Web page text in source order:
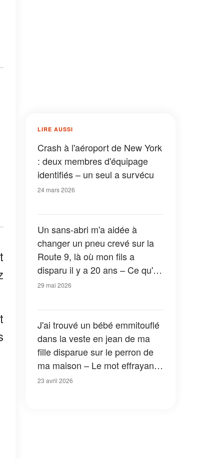
LIRE AUSSI
Crash à l'aéroport de New York
: deux membres d'équipage
identifiés – un seul a survécu
24 mars 2026
Un sans-abri m'a aidée à
changer un pneu crevé sur la
Route 9, là où mon fils a
disparu il y a 20 ans – Ce qu'il
a laissé sur mon siège
29 mai 2026
J'ai trouvé un bébé emmitouflé
dans la veste en jean de ma
fille disparue sur le perron de
ma maison – Le mot effrayant
que j'ai sorti de la poche m'a
23 avril 2026